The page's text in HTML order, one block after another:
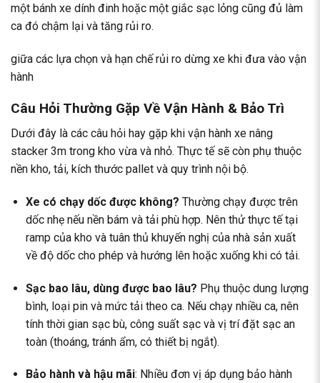
một bánh xe dính đinh hoặc một giắc sạc lỏng cũng đủ làm
ca đó chậm lại và tăng rủi ro.
giữa các lựa chọn và hạn chế rủi ro dừng xe khi đưa vào vận
hành
Câu Hỏi Thường Gặp Về Vận Hành & Bảo Trì
Dưới đây là các câu hỏi hay gặp khi vận hành xe nâng
stacker 3m trong kho vừa và nhỏ. Thực tế sẽ còn phụ thuộc
nền kho, tải, kích thước pallet và quy trình nội bộ.
Xe có chạy dốc được không? Thường chạy được trên
dốc nhẹ nếu nền bám và tải phù hợp. Nên thử thực tế tại
ramp của kho và tuân thủ khuyến nghị của nhà sản xuất
về độ dốc cho phép và hướng lên hoặc xuống khi có tải.
Sạc bao lâu, dùng được bao lâu? Phụ thuộc dung lượng
bình, loại pin và mức tải theo ca. Nếu chạy nhiều ca, nên
tính thời gian sạc bù, công suất sạc và vị trí đặt sạc an
toàn (thoáng, tránh ẩm, có thiết bị ngắt).
Bảo hành và hậu mãi: Nhiều đơn vị áp dụng bảo hành